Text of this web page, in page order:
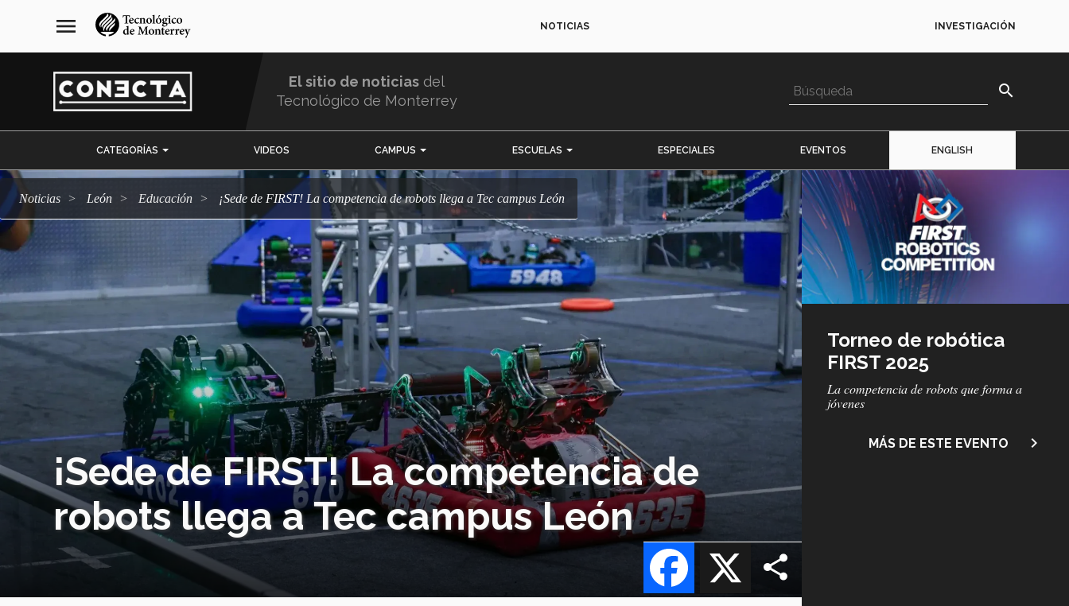
navegación
principal
menu NOTICIAS INVESTIGACIÓN
El sitio de noticias del
Tecnológico de Monterrey
search
CATEGORÍAS VIDEOS CAMPUS ESCUELAS ESPECIALES EVENTOS ENGLISH
Noticias León Educación ¡Sede de FIRST! La competencia de robots llega a Tec campus León
¡Sede de FIRST! La competencia de
robots llega a Tec campus León
X
Facebook
Imagen
o
logo
Torneo de robótica
FIRST 2025
Subtítulo
La competencia de robots que forma a
jóvenes
MÁS DE ESTE EVENTO navigate_next